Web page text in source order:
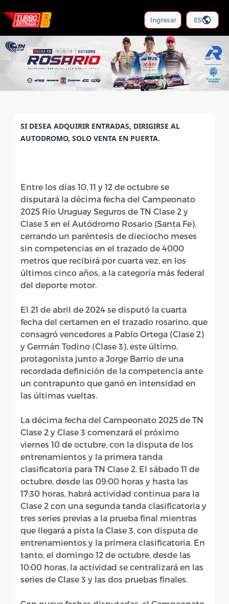
Ingresar ES
SI DESEA ADQUIRIR ENTRADAS, DIRIGIRSE AL
AUTODROMO, SOLO VENTA EN PUERTA.
Entre los días 10, 11 y 12 de octubre se
disputará la décima fecha del Campeonato
2025 Río Uruguay Seguros de TN Clase 2 y
Clase 3 en el Autódromo Rosario (Santa Fe),
cerrando un paréntesis de dieciocho meses
sin competencias en el trazado de 4000
metros que recibirá por cuarta vez, en los
últimos cinco años, a la categoría más federal
del deporte motor.
El 21 de abril de 2024 se disputó la cuarta
fecha del certamen en el trazado rosarino, que
consagró vencedores a Pablo Ortega (Clase 2)
y Germán Todino (Clase 3), este último,
protagonista junto a Jorge Barrio de una
recordada definición de la competencia ante
un contrapunto que ganó en intensidad en
las últimas vueltas.
La décima fecha del Campeonato 2025 de TN
Clase 2 y Clase 3 comenzará el próximo
viernes 10 de octubre, con la disputa de los
entrenamientos y la primera tanda
clasificatoria para TN Clase 2. El sábado 11 de
octubre, desde las 09:00 horas y hasta las
17:30 horas, habrá actividad continua para la
Clase 2 con una segunda tanda clasificatoria y
tres series previas a la prueba final mientras
que llegará a pista la Clase 3, con disputa de
entrenamientos y la primera clasificatoria. En
tanto, el domingo 12 de octubre, desde las
10:00 horas, la actividad se centralizará en las
series de Clase 3 y las dos pruebas finales.